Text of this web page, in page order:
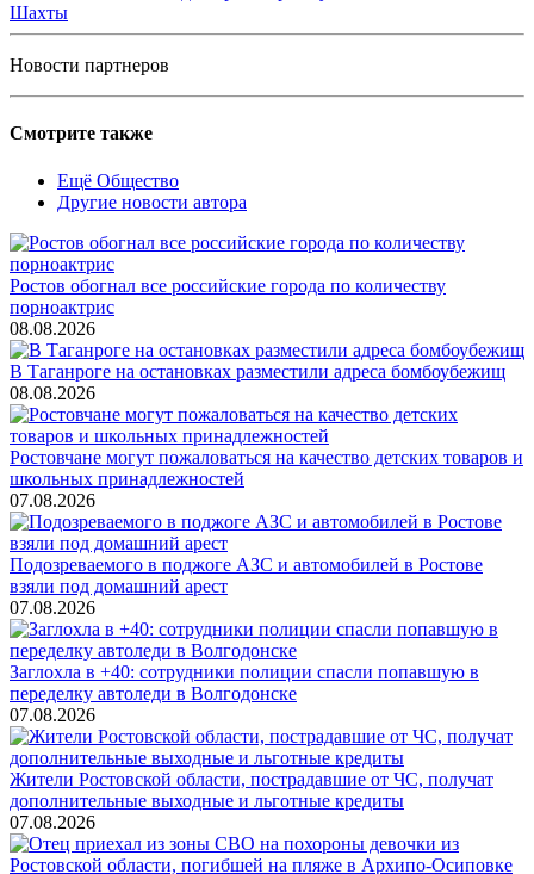
Шахты
Новости партнеров
Смотрите также
Ещё Общество
Другие новости автора
Ростов обогнал все российские города по количеству
порноактрис
08.08.2026
В Таганроге на остановках разместили адреса бомбоубежищ
08.08.2026
Ростовчане могут пожаловаться на качество детских товаров и
школьных принадлежностей
07.08.2026
Подозреваемого в поджоге АЗС и автомобилей в Ростове
взяли под домашний арест
07.08.2026
Заглохла в +40: сотрудники полиции спасли попавшую в
переделку автоледи в Волгодонске
07.08.2026
Жители Ростовской области, пострадавшие от ЧС, получат
дополнительные выходные и льготные кредиты
07.08.2026